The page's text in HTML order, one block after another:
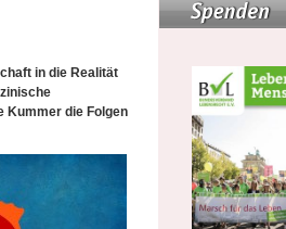
in die Realität
Kummer die Folgen